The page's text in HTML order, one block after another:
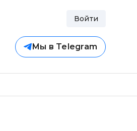
Войти
Мы в Telegram